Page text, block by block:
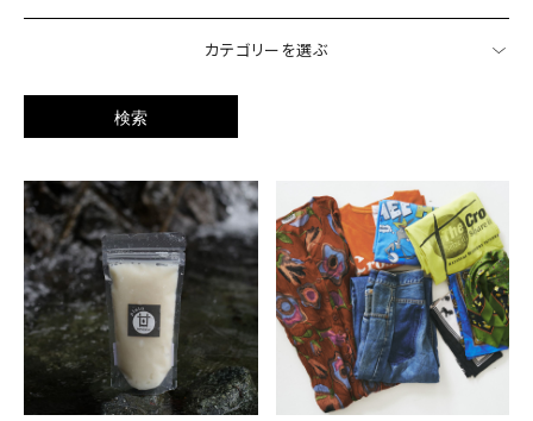
カテゴリーを選ぶ
検索